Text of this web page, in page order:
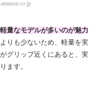
量なモデルが多いのが魅力
りも少ないため、軽量を実
グリップ近くにあると、実
ます。